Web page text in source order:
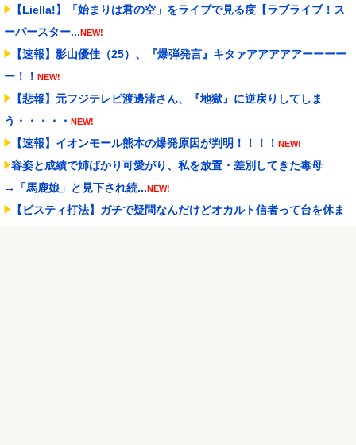
【Liella!】「始まりは君の空」をライブで見る度【ラブライブ！ス
ーパースター...NEW!
【速報】影山優佳（25）、『爆弾発言』キタァアアアアアーーーー
ー！！ NEW!
【悲報】元フジテレビ渡邊渚さん、『地獄』に逆戻りしてしま
う・・・・・ NEW!
【速報】イオンモール熊本の爆発原因が判明！！！！ NEW!
容姿と成績で姉ばかり可愛がり、私を放置・差別してきた毒母
→「馬鹿娘」と見下され続...NEW!
【ビスティ打法】ガチで疑問なんだけどオカルト信者って台を休ま